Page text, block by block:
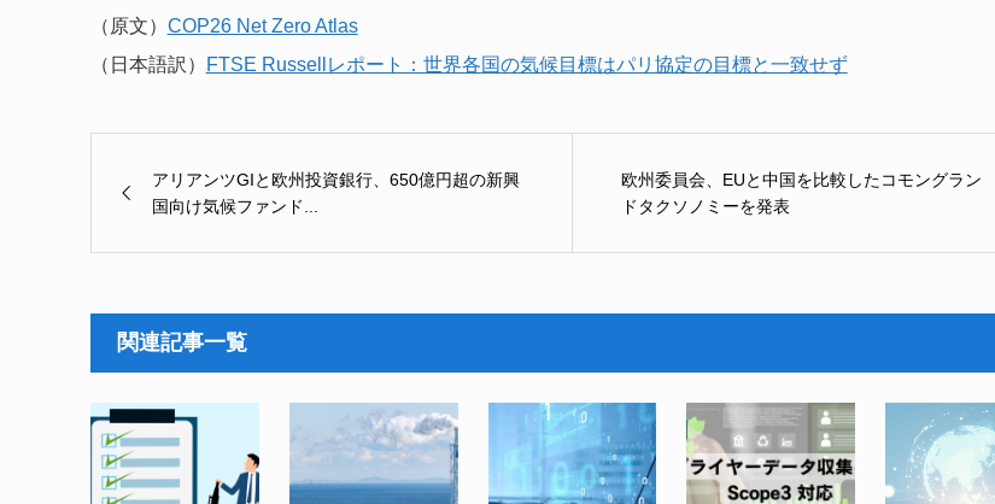
（原文） COP26 Net Zero Atlas
（日本語訳）
FTSE Russellレポート：世界各国の気候目標はパリ協定の目標と一致せず
アリアンツGIと欧州投資銀行、650億円超の新興
国向け気候ファンド...
欧州委員会、EUと中国を比較したコモングラン
ドタクソノミーを発表
関連記事一覧